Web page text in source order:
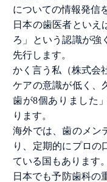
についての情報発信
日本の歯医者といえ
ろ」という認識が強
先行します。
かく言う私（株式会
ケアの意識が低く、
歯が8個ありました
ります。
海外では、歯のメン
り、定期的にプロの
ている国もあります。
日本でも予防歯科の